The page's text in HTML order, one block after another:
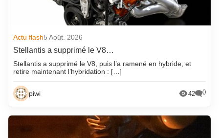
Actu flash5 Août. 2026
Stellantis a supprimé le V8…
Stellantis a supprimé le V8, puis l’a ramené en hybride, et
retire maintenant l’hybridation : […]
piwi 42 0